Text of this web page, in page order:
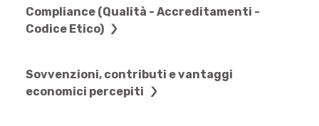
Compliance (Qualità - Accreditamenti -
Codice Etico)
Sovvenzioni, contributi e vantaggi
economici percepiti